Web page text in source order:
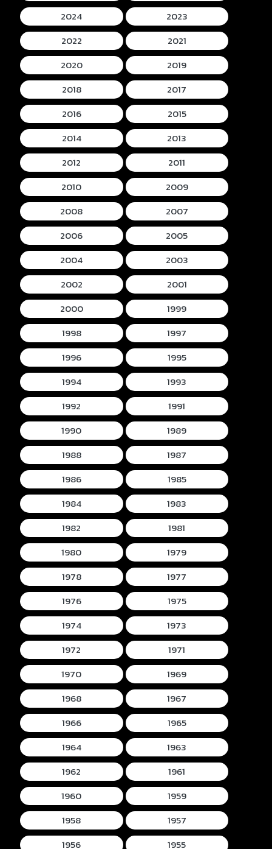
2024
2023
2022
2021
2020
2019
2018
2017
2016
2015
2014
2013
2012
2011
2010
2009
2008
2007
2006
2005
2004
2003
2002
2001
2000
1999
1998
1997
1996
1995
1994
1993
1992
1991
1990
1989
1988
1987
1986
1985
1984
1983
1982
1981
1980
1979
1978
1977
1976
1975
1974
1973
1972
1971
1970
1969
1968
1967
1966
1965
1964
1963
1962
1961
1960
1959
1958
1957
1956
1955